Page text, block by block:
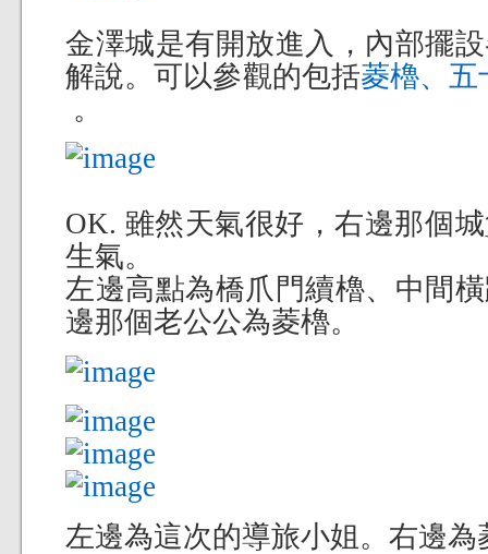
金澤城是有開放進入，內部擺
解說。可以參觀的包括菱櫓、五
。
OK. 雖然天氣很好，右邊那個
生氣。
左邊高點為橋爪門續櫓、中間
邊那個老公公為菱櫓。
左邊為這次的導旅小姐。右邊為